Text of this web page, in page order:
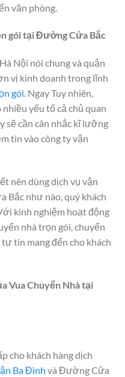
văn phòng.
gói tại Đường Cửa Bắc
Nội nói chung và quận
vị kinh doanh trong lĩnh
gói. Ngay Tuy nhiên,
nhiều yếu tố cả chủ quan
sẽ cần cân nhắc kĩ lưỡng
tin vào công ty vận
nên dùng dịch vụ vận
Bắc như nào, quý khách
kinh nghiệm hoạt động
nhà trọn gói, chuyển
tin mang đến cho khách
Vua Chuyển Nhà tại
cho khách hàng dịch
Ba Đình và Đường Cửa